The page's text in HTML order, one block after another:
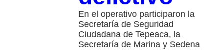
En el operativo participaron la
Secretaría de Seguridad
Ciudadana de Tepeaca, la
Secretaría de Marina y Sedena